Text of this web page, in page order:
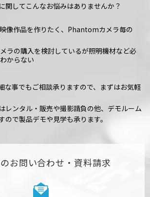
関してこんなお悩みはありませんか？
像作品を作りたく、Phantomカメラ毎の
ラの購入を検討しているが照明機材など必
からない
な事でもご相談承りますので、まずはお気軽
レンタル・販売や撮影請負の他、デモルーム
ので製品デモや見学も承ります。
お問い合わせ・資料請求